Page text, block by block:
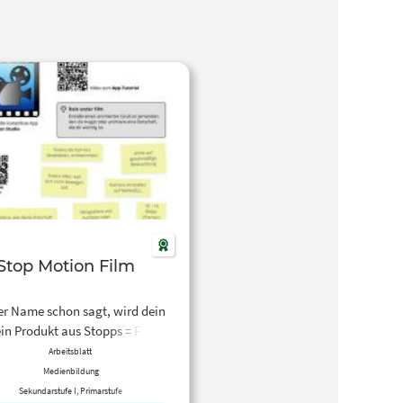
Motion Film
Name schon sagt, wird dein
aus Stopps = Fotos
alles
bringen … Buchstaben,
Arbeitsblatt
Medienbildung
Sekundarstufe I, Primarstufe